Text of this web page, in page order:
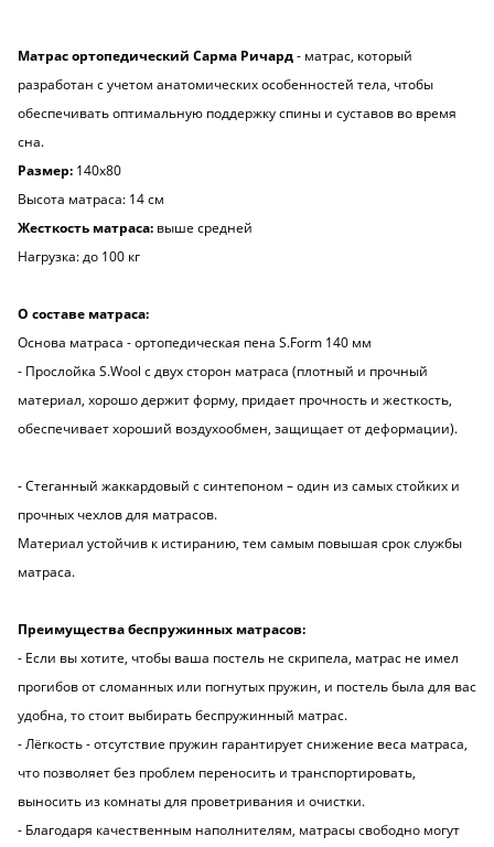
Матрас ортопедический Сарма Ричард- матрас, который
разработан с учетом анатомических особенностей тела, чтобы
обеспечивать оптимальную поддержку спины и суставов во время
сна.
Размер: 140х80
Высота матраса: 14 см
Жесткость матраса: выше средней
Нагрузка: до 100 кг
О составе матраса:
Основа матраса - ортопедическая пена S.Form 140 мм
- Прослойка S.Wool с двух сторон матраса (плотный и прочный
материал, хорошо держит форму, придает прочность и жесткость,
обеспечивает хороший воздухообмен, защищает от деформации).
- Стеганный жаккардовый с синтепоном – один из самых стойких и
прочных чехлов для матрасов.
Материал устойчив к истиранию, тем самым повышая срок службы
матраса.
Преимущества беспружинных матрасов:
- Если вы хотите, чтобы ваша постель не скрипела, матрас не имел
прогибов от сломанных или погнутых пружин, и постель была для вас
удобна, то стоит выбирать беспружинный матрас.
- Лёгкость - отсутствие пружин гарантирует снижение веса матраса,
что позволяет без проблем переносить и транспортировать,
выносить из комнаты для проветривания и очистки.
- Благодаря качественным наполнителям, матрасы свободно могут